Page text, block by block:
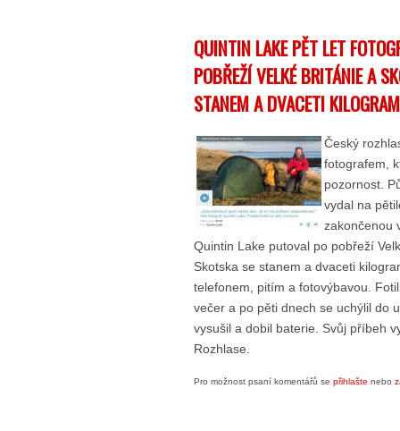
QUINTIN LAKE PĚT LET
POBŘEŽÍ VELKÉ BRITÁNIE A
STANEM A DVACETI
Český
fotografem,
pozornost.
vydal na
zakončenou
Quintin Lake putoval po pobřeží
Skotska se stanem a dvaceti
telefonem, pitím a fotovýbavou.
večer a po pěti dnech se uchýlil do
vysušil a dobil baterie. Svůj příbeh
Rozhlase.
Pro možnost psaní komentářů se přihlašte nebo